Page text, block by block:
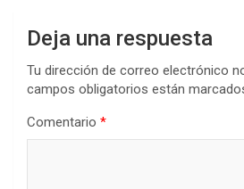
Deja una respuesta
Tu dirección de correo electrónico
campos obligatorios están
Comentario *